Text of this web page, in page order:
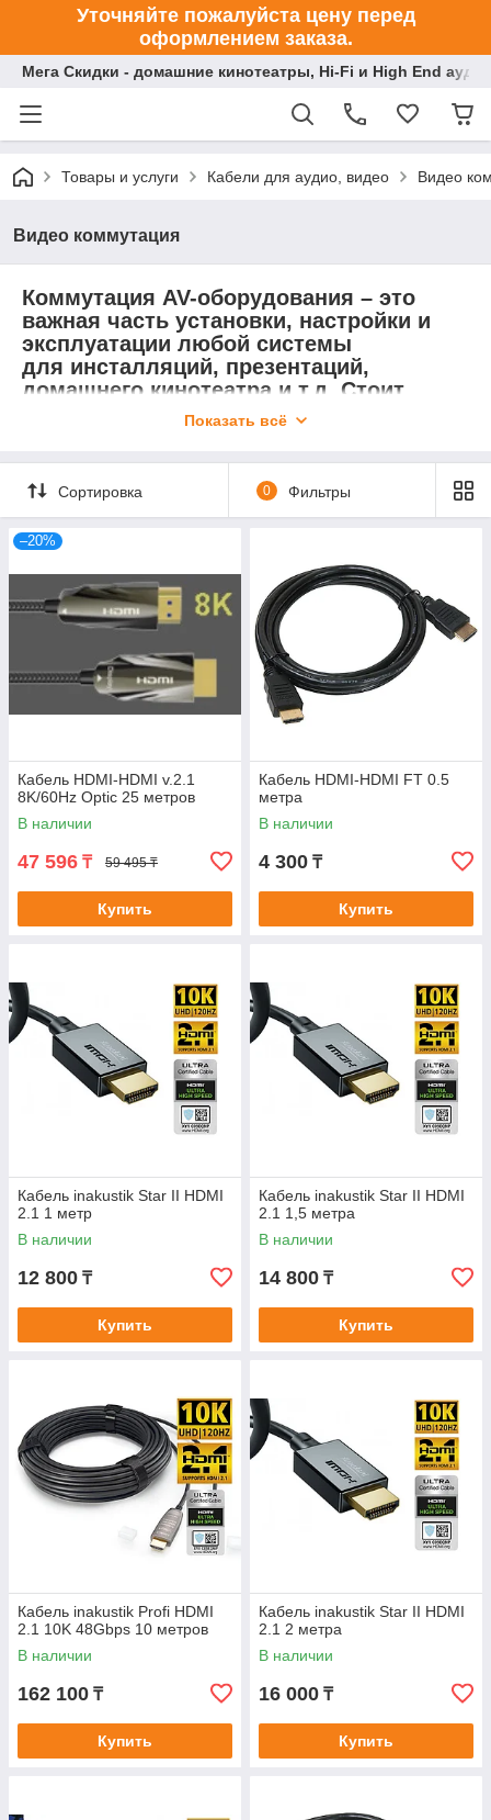
Уточняйте пожалуйста цену перед
оформлением заказа.
Мега Скидки - домашние кинотеатры, Hi-Fi и High End
Товары и услуги Кабели для аудио, видео Видео
Видео коммутация
Коммутация AV-оборудования – это
важная часть установки, настройки и
эксплуатации любой системы
для инсталляций, презентаций,
домашнего кинотеатра и т.д. Стоит
понимать, что речь идет именно о
совместном использовании большого
количества разных устройств.
Для стабильной и согласованной
работы устройств потребуется
установить между ними соединение,
для чего могут потребоваться разные
аксессуары для коммутации – кабели,
переходники, разъемы, коннекторы и
Показать всё
Сортировка 0 Фильтры
–20%
Кабель HDMI-HDMI v.2.1
8K/60Hz Optic 25 метров
В наличии
47 596 ₸ 59 495 ₸
Купить
Кабель HDMI-HDMI FT 0.5
метра
В наличии
4 300 ₸
Купить
Кабель inakustik Star II HDMI
2.1 1 метр
В наличии
12 800 ₸
Купить
Кабель inakustik Star II HDMI
2.1 1,5 метра
В наличии
14 800 ₸
Купить
Кабель inakustik Profi HDMI
2.1 10K 48Gbps 10 метров
В наличии
162 100 ₸
Купить
Кабель inakustik Star II HDMI
2.1 2 метра
В наличии
16 000 ₸
Купить